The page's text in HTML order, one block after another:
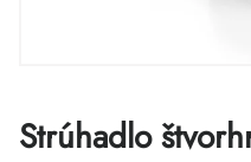
Strúhadlo